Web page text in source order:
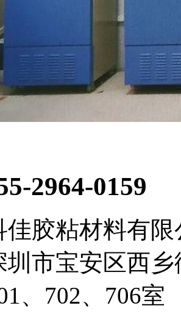
2964-0159
佳胶粘材料有限
圳市宝安区西
、702、706室